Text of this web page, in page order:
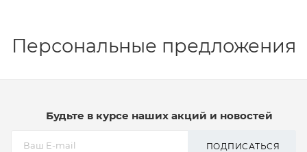
Персональные предложения
Будьте в курсе наших акций и новостей
ПОДПИСАТЬСЯ